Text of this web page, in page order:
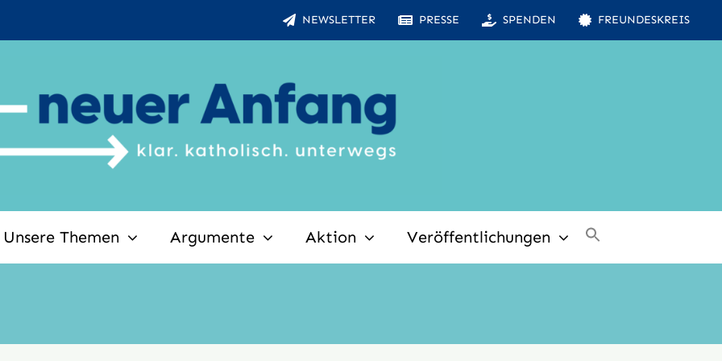
NEWSLETTER PRESSE SPENDEN FREUNDESKREIS
Unsere Themen Argumente Aktion Veröffentlichungen